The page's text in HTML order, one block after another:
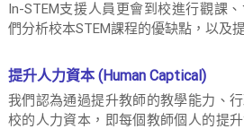
In-STEM支援人員更會到校進行觀課
們分析校本STEM課程的優缺點，以及
提升人力資本 (Human Captical)
我們認為通過提升教師的教學能力、
校的人力資本，即每個教師個人的提